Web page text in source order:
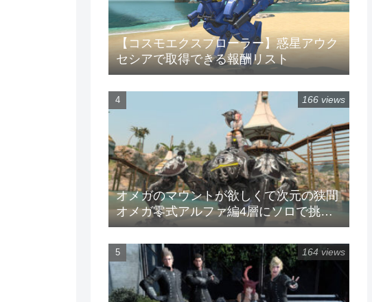
【コスモエクスプローラー】惑星アウク
セシアで取得できる報酬リスト
オメガのマウントが欲しくて次元の狭間
オメガ零式アルファ編4層にソロで挑戦
してみた
166 views
164 views